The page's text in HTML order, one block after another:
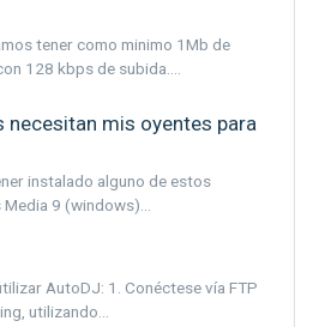
tener como minimo 1Mb de
128 kbps de subida....
necesitan mis oyentes para
instalado alguno de estos
9 (windows)...
AutoDJ: 1. Conéctese vía FTP
utilizando...